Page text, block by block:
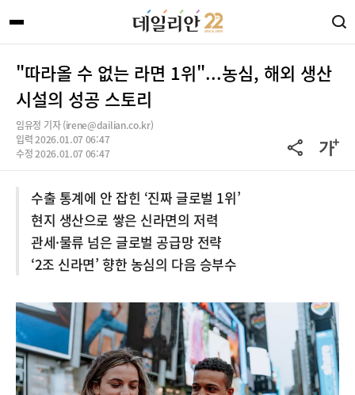
"따라올 수 없는 라면 1위"...농심, 해외 생산
시설의 성공 스토리
임유정 기자 (irene@dailian.co.kr)
입력 2026.01.07 06:47
수정 2026.01.07 06:47
수출 통계에 안 잡힌 ‘진짜 글로벌 1위’
현지 생산으로 쌓은 신라면의 저력
관세·물류 넘은 글로벌 공급망 전략
‘2조 신라면’ 향한 농심의 다음 승부수